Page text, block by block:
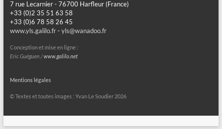
7 rue Lecarnier - 76700 Harfleur (France)
+33 (0)2 35 51 63 58
+33 (0)6 78 58 26 45
www.yls.galilo.fr- yls@wanadoo.fr
Conception et mise en ligne :
Eric Guéguen /www.galilo.net
Mentions légales
© Textes et toutes images : Yvan Le Soudier 2026